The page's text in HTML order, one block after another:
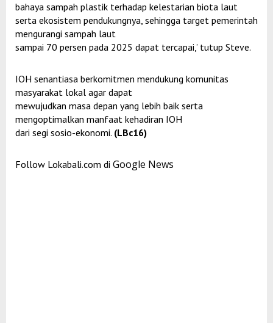
bahaya sampah plastik terhadap kelestarian biota laut
serta ekosistem pendukungnya, sehingga target pemerintah
mengurangi sampah laut
sampai 70 persen pada 2025 dapat tercapai,’ tutup Steve.
IOH senantiasa berkomitmen mendukung komunitas
masyarakat lokal agar dapat
mewujudkan masa depan yang lebih baik serta
mengoptimalkan manfaat kehadiran IOH
dari segi sosio-ekonomi. (LBc16)
Follow Lokabali.com di Google News